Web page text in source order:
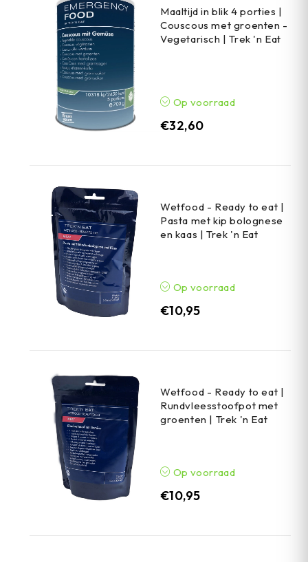
Maaltijd in blik 4 porties |
Couscous met groenten -
Vegetarisch | Trek 'n Eat
Op voorraad
€32,60
Wetfood - Ready to eat |
Pasta met kip bolognese
en kaas | Trek 'n Eat
Op voorraad
€10,95
Wetfood - Ready to eat |
Rundvleesstoofpot met
groenten | Trek 'n Eat
Op voorraad
€10,95